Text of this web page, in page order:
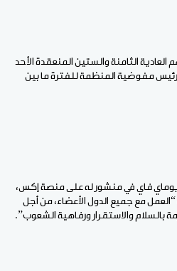
الثامنة والستين المنعقدة الأحد
مفوضية المنظمة للفترة ما بين
فاي في منشور له على منصة إكس،
“العمل مع جميع الدول الأعضاء، من أجل
بالسلام والاستقرار ورفاهية الشعوب”.